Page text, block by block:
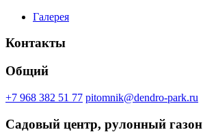
Галерея
Контакты
Общий
+7 968 382 51 77 pitomnik@dendro-park.ru
Садовый центр, рулонный газон